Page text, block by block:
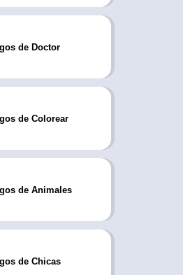
de Doctor
de Colorear
de Animales
de Chicas